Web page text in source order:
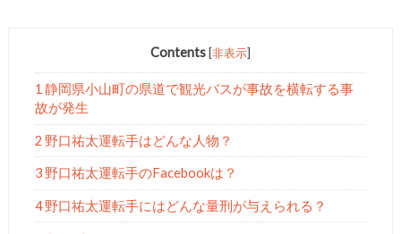
Contents [非表示]
1 静岡県小山町の県道で観光バスが事故を横転する事
故が発生
2 野口祐太運転手はどんな人物？
3 野口祐太運転手のFacebookは？
4 野口祐太運転手にはどんな量刑が与えられる？